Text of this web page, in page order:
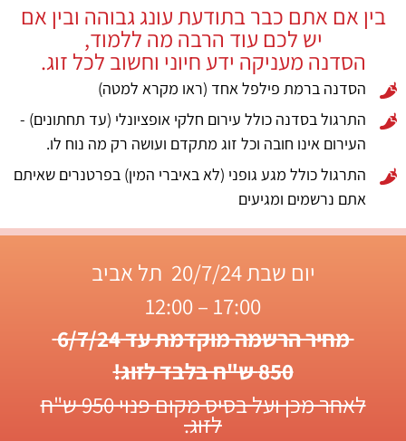
בין אם אתם כבר בתודעת עונג גבוהה ובין אם
יש לכם עוד הרבה מה ללמוד,
הסדנה מעניקה ידע חיוני וחשוב לכל זוג.
הסדנה ברמת פילפל אחד (ראו מקרא למטה)
התרגול בסדנה כולל עירום חלקי אופציונלי (עד תחתונים) -
העירום אינו חובה וכל זוג מתקדם ועושה רק מה נוח לו.
התרגול כולל מגע גופני (לא באיברי המין) בפרטנרים שאיתם
אתם נרשמים ומגיעים
יום שבת 20/7/24 תל אביב
17:00 – 12:00
מחיר הרשמה מוקדמת עד 6/7/24
850 ש"ח בלבד לזוג!
לאחר מכן ועל בסיס מקום פנוי 950 ש"ח
לזוג.